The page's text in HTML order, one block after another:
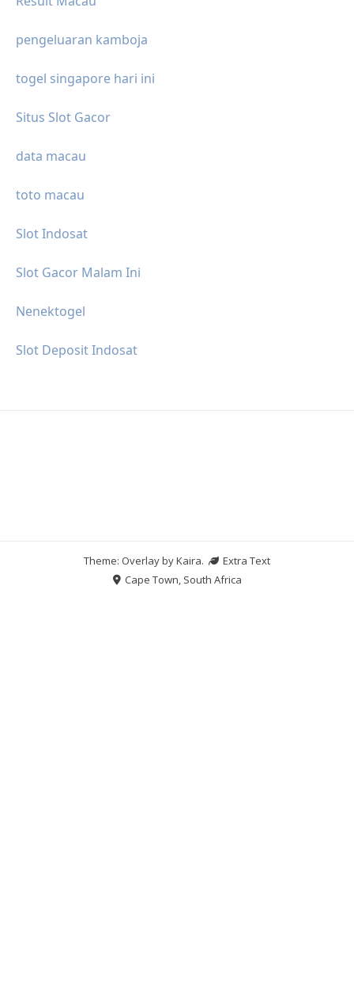
pengeluaran kamboja
togel singapore hari ini
Situs Slot Gacor
data macau
toto macau
Slot Indosat
Slot Gacor Malam Ini
Nenektogel
Slot Deposit Indosat
Theme: Overlay byKaira.
Extra Text
Cape Town, South Africa